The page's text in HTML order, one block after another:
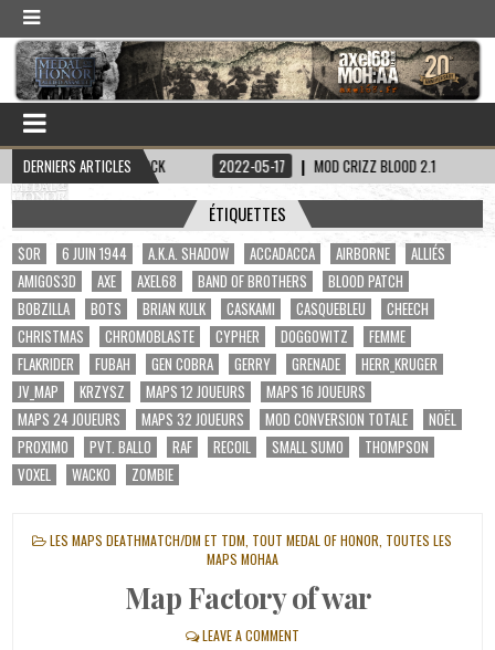
DERNIERS ARTICLES
HADDOCK 2022-05-17 MOD CRIZZ BLOOD 2.1 2022-05-01
ÉTIQUETTES
$OR 6 JUIN 1944 A.K.A. SHADOW ACCADACCA AIRBORNE
ALLIÉS
AMIGOS3D
AXE AXEL68 BAND OF BROTHERS
BLOOD PATCH
BOBZILLA
BOTS BRIAN KULK CASKAMI CASQUEBLEU
CHEECH
CHRISTMAS
CHROMOBLASTE CYPHER DOGGOWITZ
FEMME
FLAKRIDER
FUBAH GEN COBRA GERRY GRENADE
HERR_KRUGER
JV_MAP
KRZYSZ MAPS 12 JOUEURS
MAPS 16 JOUEURS
MAPS 24 JOUEURS
MAPS 32 JOUEURS MOD CONVERSION TOTALE
NOËL
PROXIMO
PVT. BALLO RAF RECOIL SMALL SUMO
THOMPSON
VOXEL
WACKO ZOMBIE
POSTED
LES MAPS DEATHMATCH/DM ET TDM TOUT MEDAL OF HONOR TOUTES LES
MAPS MOHAA
Map Factory of war
LEAVE A COMMENT